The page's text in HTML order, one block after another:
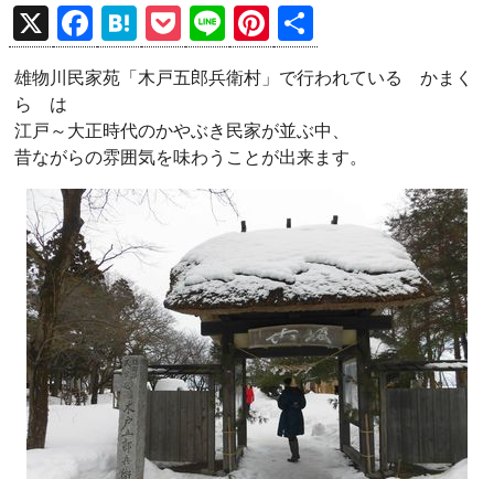
X
F
a
ce
b
o
o
k
H
at
e
n
a
P
o
ck
et
Li
n
e
Pi
nt
er
es
t
有
雄物川民家苑「木戸五郎兵衛村」で行われている かまく
ら は
江戸～大正時代のかやぶき民家が並ぶ中、
昔ながらの雰囲気を味わうことが出来ます。